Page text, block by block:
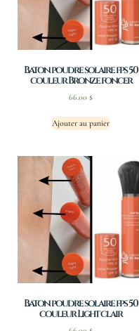
Baton poudre solaire fps 50
couleur Bronze foncer
66.00$
Ajouter au panier
Baton poudre solaire fps 50
couleur Light clair